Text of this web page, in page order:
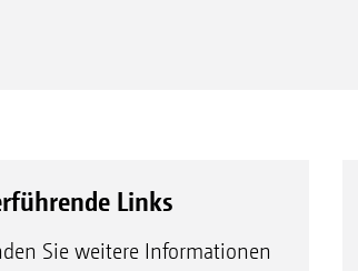
Links
Sie weitere Informationen